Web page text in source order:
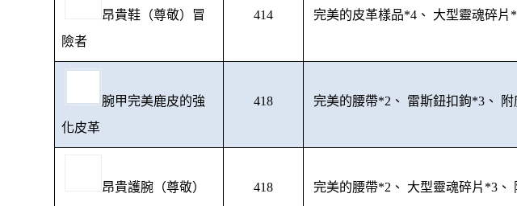
昂貴鞋（尊敬）冒
險者
414 完美的皮革樣品*4、 大型靈魂碎片
腕甲完美鹿皮的強
化皮革
418 完美的腰帶*2、 雷斯鈕扣鉤*3、
昂貴護腕（尊敬）
418 完美的腰帶*2、 大型靈魂碎片*3、